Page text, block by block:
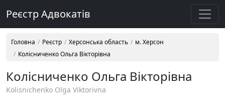
Реєстр Адвокатів
Головна Реєстр Херсонська область
м. Херсон
Колісниченко Ольга Вікторівна
Колісниченко Ольга Вікторівна
Kolisnichenko Olga Viktorivna